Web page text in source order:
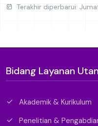
Terakhir diperbarui:
Bidang Layanan
Akademik & Kurikulum
Penelitian &